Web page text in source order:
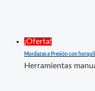
¡Oferta!
Mordazas a Presión con
Herramientas